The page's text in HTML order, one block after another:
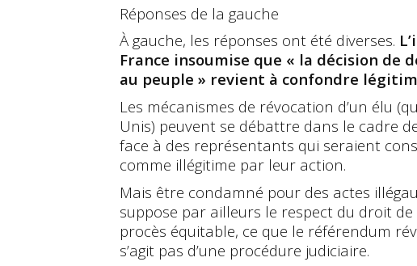
Réponses de la gauche
À gauche, les réponses ont été diverses.
France insoumise que « la décision
au peuple » revient à confondre
Les mécanismes de révocation d’un élu
Unis) peuvent se débattre dans le cadre
face à des représentants qui seraient
comme illégitime par leur action.
Mais être condamné pour des actes
suppose par ailleurs le respect du droit
procès équitable, ce que le référendum
s’agit pas d’une procédure judiciaire.